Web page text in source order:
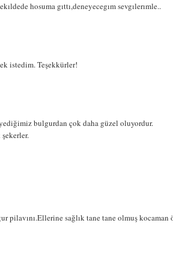
hosuma gıttı,deneyecegım sevgılerımle..
istedim. Teşekkürler!
bulgurdan çok daha güzel oluyordur.
pilavını.Ellerine sağlık tane tane olmuş kocaman